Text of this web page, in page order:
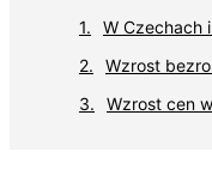
W Czechach
Wzrost
Wzrost cen